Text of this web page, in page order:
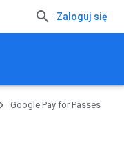
Zaloguj się
Google Pay for Passes